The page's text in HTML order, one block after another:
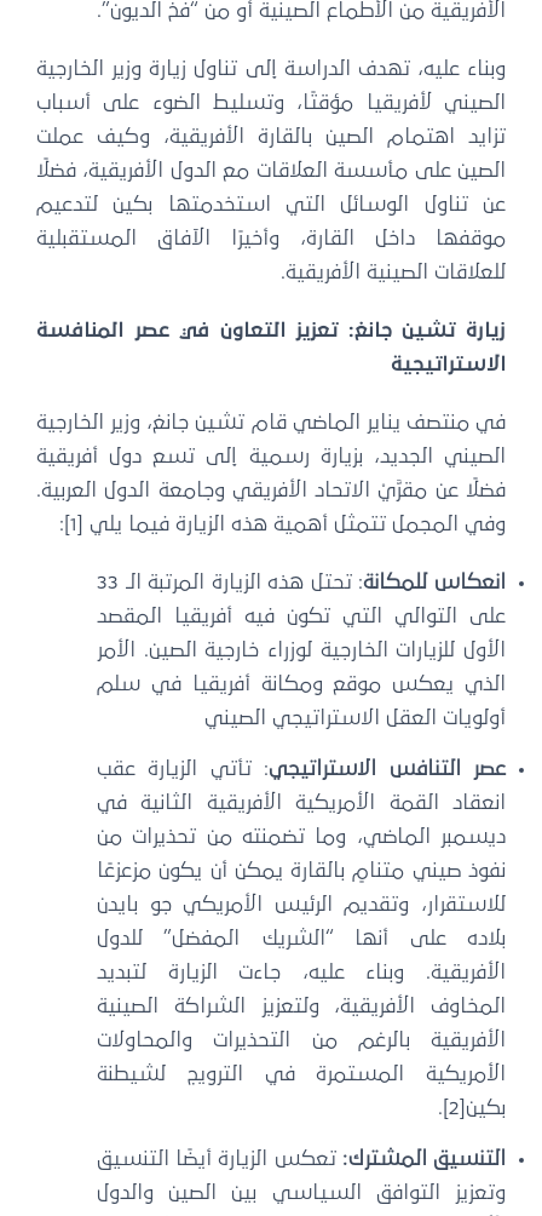
الأفريقية من الأطماع الصينية أو من “فخ الديون”.
وبناء عليه، تهدف الدراسة إلى تناول زيارة وزير الخارجية
الصيني لأفريقيا مؤقتًا، وتسليط الضوء على أسباب
تزايد اهتمام الصين بالقارة الأفريقية، وكيف عملت
الصين على مأسسة العلاقات مع الدول الأفريقية، فضلًا
عن تناول الوسائل التي استخدمتها بكين لتدعيم
موقفها داخل القارة، وأخيرًا الآفاق المستقبلية
للعلاقات الصينية الأفريقية.
زيارةتشين جانغ: تعزيز التعاون في عصر المنافسة
الاستراتيجية
في منتصف يناير الماضي قام تشين جانغ، وزير الخارجية
الصيني الجديد، بزيارة رسمية إلى تسع دول أفريقية
فضلًا عن مقرَّيْ الاتحاد الأفريقي وجامعة الدول العربية.
وفي المجمل تتمثل أهمية هذه الزيارة فيما يلي [1]:
انعكاس للمكانة
: تحتل هذه الزيارة المرتبة الـ 33
على التوالي التي تكون فيه أفريقيا المقصد
الأول للزيارات الخارجية لوزراء خارجية الصين. الأمر
الذي يعكس موقع ومكانة أفريقيا في سلم
أولويات العقل الاستراتيجي الصيني
عصر التنافس الاستراتيجي: تأتي الزيارة عقب
انعقاد القمة الأمريكية الأفريقية الثانية في
ديسمبر الماضي، وما تضمنته من تحذيرات من
نفوذ صيني متنامٍ بالقارة يمكن أن يكون مزعزعًا
للاستقرار، وتقديم الرئيس الأمريكي جو بايدن
بلاده على أنها “الشريك المفضل” للدول
الأفريقية. وبناء عليه، جاءت الزيارة لتبديد
المخاوف الأفريقية، ولتعزيز الشراكة الصينية
الأفريقية بالرغم من التحذيرات والمحاولات
الأمريكية المستمرة في الترويج لشيطنة
بكين[2].
التنسيق المشترك: تعكس الزيارة أيضًا التنسيق
وتعزيز التوافق السياسي بين الصين والدول